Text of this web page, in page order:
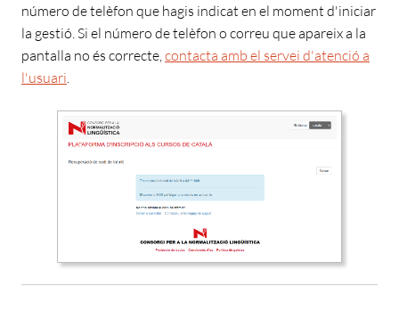
número de telèfon que hagis indicat en el moment d'iniciar
la gestió. Si el número de telèfon o correu que apareix a la
pantalla no és correcte, contacta amb el servei d'atenció a
l'usuari